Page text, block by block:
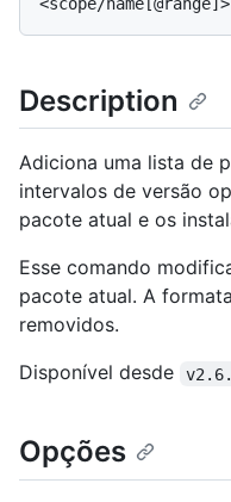
Description
Adiciona uma lista de
intervalos de versão
pacote atual e os
Esse comando
pacote atual. A
removidos.
Disponível desde
Opções